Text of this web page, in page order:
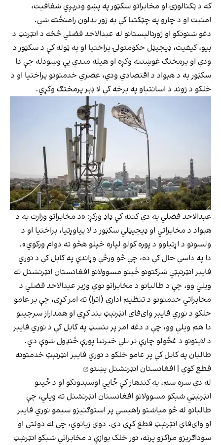
که د ټکنالوژۍ او مخابراتو سکټور په پښو ودرېږي شفافیت،
امنیت او د چارو په چټکتیا کې به ژور بدلون رامنځته شي.
دغو شنونکو او ژورنالېستانو له عبدالاحد فضلي څخه د انټرنټ د
بیو، کیفیت، ډیجیټل حکومتولۍ پراختیا او په ټوله کې د سکټور د
ودې او پرمختګ غوښتنه وکړه او هیله مندي یې وښودله چې دا
سکټور به د هېواد د اقتصادي ودې، عصري خدمتونو پراختیا او د
خلکو د ژوند د اسانتیاو په برخه کې لا ډېر پرمختګ وکړي.
عبدالاحد فضلي په دې کتنه کې ډاډ ورکړ: «د مخابراتو وزارت به د
هېواد د مخابراتي او ډیجیټلي سکټور د لا پیاوړتیا، پراختیا او د
ولسونو د اړتیاوو د پوره کولو لپاره خپلو هڅو ته دوام ورکوي».
دا په داسې حال کې ده، چې څو ورځې وړاندې په کابل کې د نوري
فایبر انټرنېټي شرکتونو ځینو مسوولانو افغانستان انټرنشنل ته
ویلي وو، چې د طالبانو د مخابراتو نوي وزیر عبدالاحد فضلي د
مخابراتي خدمتونو د تنظیم ادارې (اترا) ته امر کړی، چې پر عامو
خلکو د نوري فایبر وای‌فای انټرنېټ بند کړي او همداراز سرچینو
دا هم ویلي وو، چې د دغه امر پر بنسټ په کابل کې د نوري فایبر
د لاینونو د غځولو چارې تر بلې خبرتیا پورې ځنډول شوې دي.
طالبان په کابل کې پر عامو خلکو د نوري فایبر انټرنېټ خدمتونه
قطع کوي | افغانستان انټرنشنل پښتو
له دې سره سم، په کندهار کې ځايي اوسېدونکو او د ځينو
انټرنېټي شبکو مسوولانو افغانستان انټرنشنل ته ویلي، چې
طالبانو له څو میاشتو راهیسې پر استوګنیزو سیمو نوري فایبر
او وای‌فای انټرنېټ قطع کړی دی. دوی زیاتوي، چې له دولتي او
سوداګریزو مراکزو پرته، نور خلک یوازې د مخابراتي شبکو انټرنېټ